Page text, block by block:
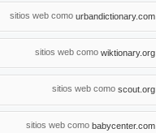
sitios web como urbandictionary.com
sitios web como wiktionary.org
sitios web como scout.org
sitios web como babycenter.com